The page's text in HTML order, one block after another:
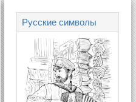
Русские символы